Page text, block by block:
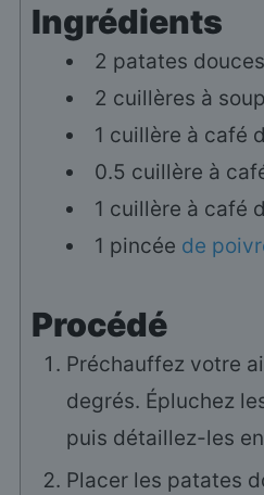
Ingrédients
2 patates
2 cuillères à
1 cuillère à café
0.5 cuillère à
1 cuillère à café
1 pincée de
Procédé
Préchauffez votre
degrés. Épluchez
puis détaillez-les
Placer les patates